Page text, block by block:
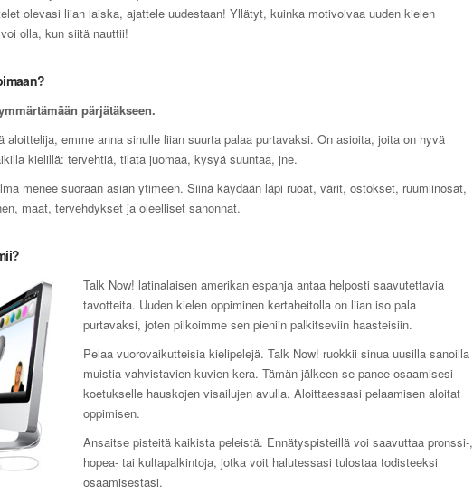
olevasi liian laiska, ajattele uudestaan! Yllätyt, kuinka motivoivaa uuden kielen
olla, kun siitä nauttii!
pärjätäkseen.
aloittelija, emme anna sinulle liian suurta palaa purtavaksi. On asioita, joita on hyvä
kielillä: tervehtiä, tilata juomaa, kysyä suuntaa, jne.
menee suoraan asian ytimeen. Siinä käydään läpi ruoat, värit, ostokset, ruumiinosat,
maat, tervehdykset ja oleelliset sanonnat.
Talk Now! latinalaisen amerikan espanja antaa helposti saavutettavia
tavotteita. Uuden kielen oppiminen kertaheitolla on liian iso pala
purtavaksi, joten pilkoimme sen pieniin palkitseviin haasteisiin.
Pelaa vuorovaikutteisia kielipelejä. Talk Now! ruokkii sinua uusilla sanoilla
muistia vahvistavien kuvien kera. Tämän jälkeen se panee osaamisesi
koetukselle hauskojen visailujen avulla. Aloittaessasi pelaamisen aloitat
oppimisen.
Ansaitse pisteitä kaikista peleistä. Ennätyspisteillä voi saavuttaa pronssi-,
hopea- tai kultapalkintoja, jotka voit halutessasi tulostaa todisteeksi
osaamisestasi.